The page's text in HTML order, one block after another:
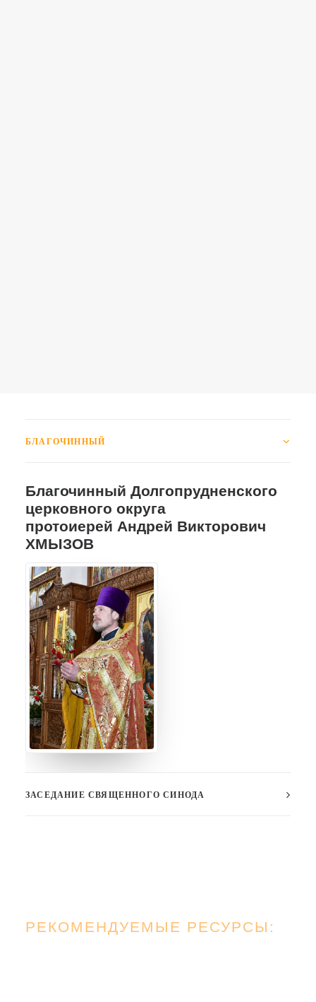
БЛАГОЧИННЫЙ
Благочинный Долгопрудненского
церковного округа
протоиерей Андрей Викторович
ХМЫЗОВ
ЗАСЕДАНИЕ СВЯЩЕННОГО СИНОДА
РЕКОМЕНДУЕМЫЕ РЕСУРСЫ: